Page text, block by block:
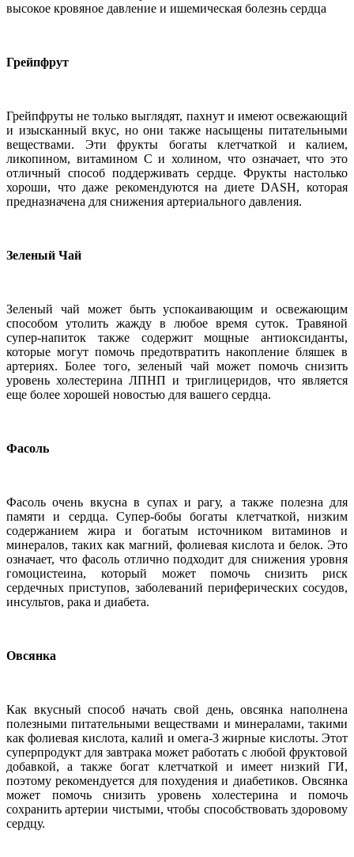
высокое кровяное давление и ишемическая болезнь сердца
Грейпфрут
Грейпфруты не только выглядят, пахнут и имеют освежающий
и изысканный вкус, но они также насыщены питательными
веществами. Эти фрукты богаты клетчаткой и калием,
ликопином, витамином С и холином, что означает, что это
отличный способ поддерживать сердце. Фрукты настолько
хороши, что даже рекомендуются на диете DASH, которая
предназначена для снижения артериального давления.
Зеленый Чай
Зеленый чай может быть успокаивающим и освежающим
способом утолить жажду в любое время суток. Травяной
супер-напиток также содержит мощные антиоксиданты,
которые могут помочь предотвратить накопление бляшек в
артериях. Более того, зеленый чай может помочь снизить
уровень холестерина ЛПНП и триглицеридов, что является
еще более хорошей новостью для вашего сердца.
Фасоль
Фасоль очень вкусна в супах и рагу, а также полезна для
памяти и сердца. Супер-бобы богаты клетчаткой, низким
содержанием жира и богатым источником витаминов и
минералов, таких как магний, фолиевая кислота и белок. Это
означает, что фасоль отлично подходит для снижения уровня
гомоцистеина, который может помочь снизить риск
сердечных приступов, заболеваний периферических сосудов,
инсультов, рака и диабета.
Овсянка
Как вкусный способ начать свой день, овсянка наполнена
полезными питательными веществами и минералами, такими
как фолиевая кислота, калий и омега-3 жирные кислоты. Этот
суперпродукт для завтрака может работать с любой фруктовой
добавкой, а также богат клетчаткой и имеет низкий ГИ,
поэтому рекомендуется для похудения и диабетиков. Овсянка
может помочь снизить уровень холестерина и помочь
сохранить артерии чистыми, чтобы способствовать здоровому
сердцу.